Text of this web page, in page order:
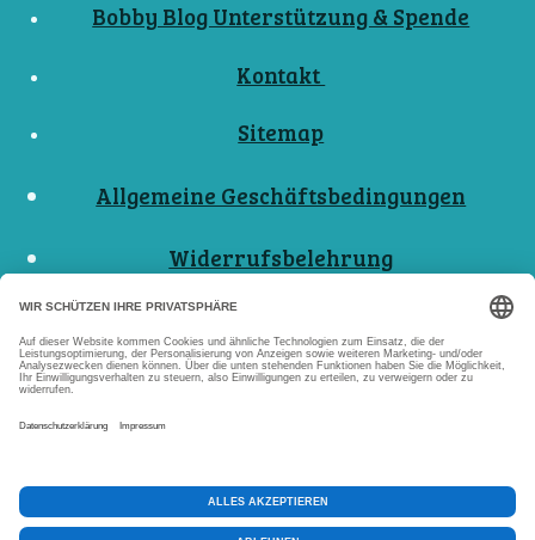
Bobby Blog Unterstützung & Spende
Kontakt
Sitemap
Allgemeine Geschäftsbedingungen
Widerrufsbelehrung
Nutzungsbedingungen
Datenschutzerklärungen
Abo Kündigen